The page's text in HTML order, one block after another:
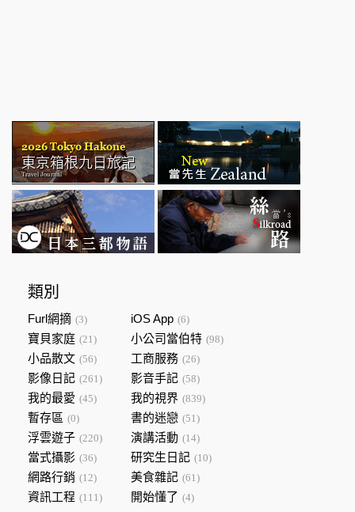
類別
Furl網摘 (3) iOS App (6)
寶貝家庭 (21) 小公司當伯特 (98)
小品散文 (56) 工商服務 (26)
影像日記 (261) 影音手記 (58)
我的最愛 (45) 我的視界 (839)
暫存區 (0) 書的迷戀 (51)
浮雲遊子 (220) 演講活動 (14)
當式攝影 (36) 研究生日記 (10)
網路行銷 (12) 美食雜記 (61)
資訊工程 (111) 開始懂了 (4)